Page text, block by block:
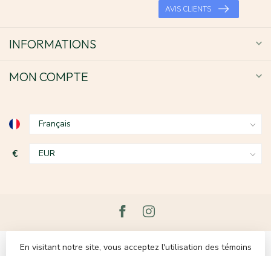
AVIS CLIENTS
INFORMATIONS
MON COMPTE
€
En visitant notre site, vous acceptez l'utilisation des témoins